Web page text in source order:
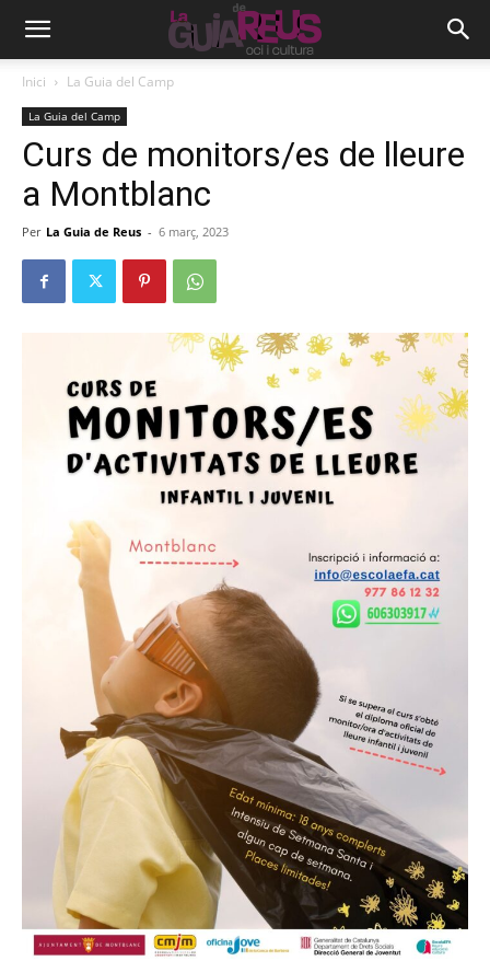
Inici La Guia del Camp
La Guia del Camp
Curs de monitors/es de lleure
a Montblanc
Per La Guia de Reus - 6 març, 2023